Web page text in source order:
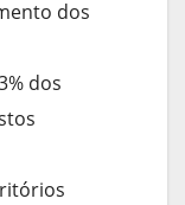
dos
dos